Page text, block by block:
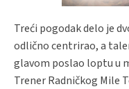
Treći pogodak delo je
odlično centrirao, a
glavom poslao loptu u
Trener Radničkog Mile